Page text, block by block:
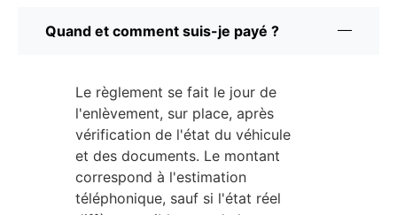
Quand et comment suis-je payé ?
Le règlement se fait le jour de
l'enlèvement, sur place, après
vérification de l'état du véhicule
et des documents. Le montant
correspond à l'estimation
téléphonique, sauf si l'état réel